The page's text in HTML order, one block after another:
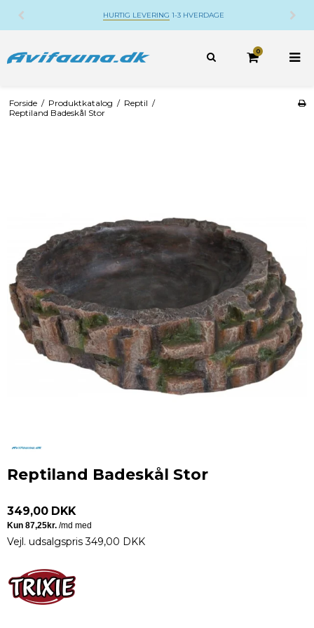
HURTIG LEVERING 1-3 HVERDAGE
0
Forside / Produktkatalog / Reptil /
Reptiland Badeskål Stor
Reptiland Badeskål Stor
349,00 DKK
Vejl. udsalgspris 349,00 DKK